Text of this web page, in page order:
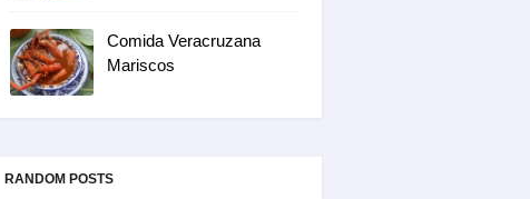
Comida Veracruzana
Mariscos
RANDOM POSTS